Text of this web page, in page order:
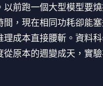
以前跑一個大型模型要
間，現在相同功耗卻能
理成本直接腰斬。資料
從原本的週變成天，實